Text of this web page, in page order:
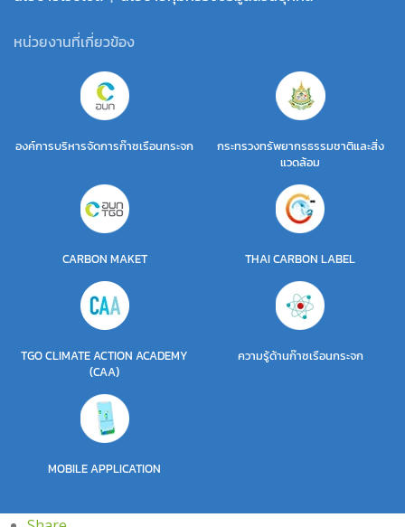
หน่วยงานที่เกี่ยวข้อง
องค์การบริหารจัดการก๊าซเรือนกระจก
กระทรวงทรัพยากรธรรมชาติและสิ่ง
แวดล้อม
CARBON MAKET THAI CARBON LABEL
TGO CLIMATE ACTION ACADEMY
(CAA)
ความรู้ด้านก๊าซเรือนกระจก
MOBILE APPLICATION